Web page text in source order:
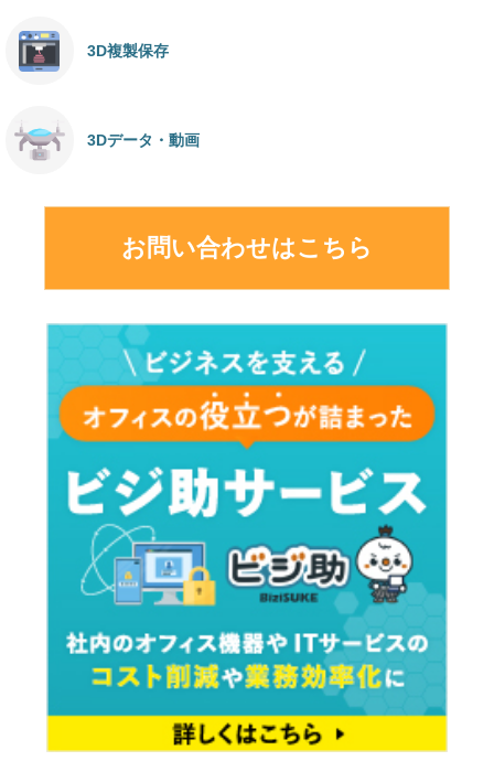
3D複製保存
3Dデータ・動画
お問い合わせはこちら